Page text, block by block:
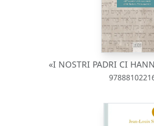
«I NOSTRI PADRI CI